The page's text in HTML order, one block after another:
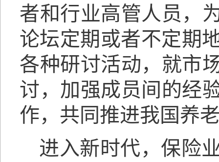
者和行业高管人员，
论坛定期或者不定期
各种研讨活动，就市
讨，加强成员间的经
作，共同推进我国养
进入新时代，保险